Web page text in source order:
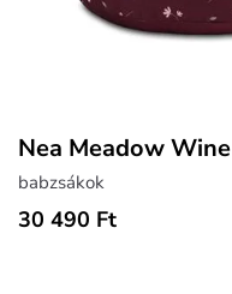
Nea Meadow Wine
babzsákok
30 490 Ft